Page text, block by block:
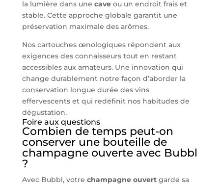
la lumière dans une caveou un endroit frais et
stable. Cette approche globale garantit une
préservation maximale des arômes.
Nos cartouches œnologiques répondent aux
exigences des connaisseurs tout en restant
accessibles aux amateurs. Une innovation qui
change durablement notre façon d’aborder la
conservation longue durée des vins
effervescents et qui redéfinit nos habitudes de
dégustation.
Foire aux questions
Combien de temps peut-on
conserver une bouteille de
champagne ouverte avec Bubbl
?
Avec Bubbl, votre champagne ouvertgarde sa